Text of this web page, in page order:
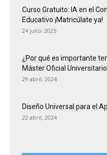
Curso Gratuito: IA en el
Educativo ¡Matricúlate ya!
24 julio, 2025
¿Por qué es importante
Máster Oficial
29 abril, 2024
Diseño Universal para el
22 abril, 2024